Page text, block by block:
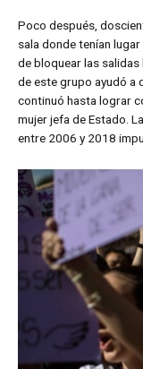
Poco después,
sala donde tenían
de bloquear las salidas
de este grupo ayudó a
continuó hasta lograr
mujer jefa de Estado.
entre 2006 y 2018